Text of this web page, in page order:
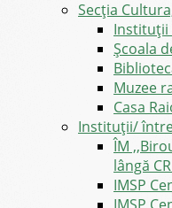
Secția
Instituții
Școala
Muzee
Casa
Instituții/
ÎM
lângă
IMSP